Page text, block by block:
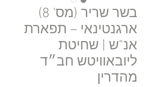
בשר שריר (מס' 8)
ארגנטינאי – תפארת
אנ"ש | שחיטת
ליובאוויטש חב״ד
מהדרין